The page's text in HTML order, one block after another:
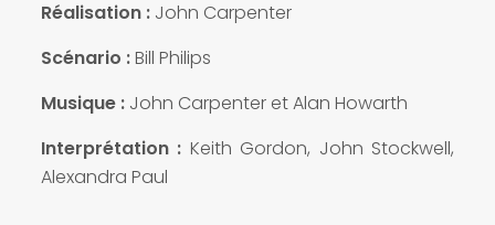
Réalisation:John Carpenter
Scénario :Bill Philips
Musique :John Carpenter et Alan Howarth
Interprétation: Keith Gordon, John Stockwell,
Alexandra Paul